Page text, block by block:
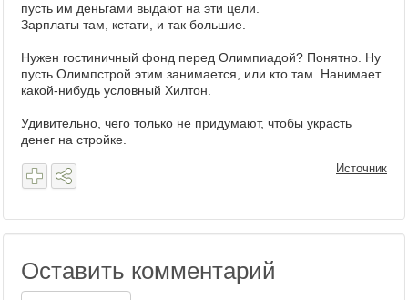
пусть им деньгами выдают на эти цели.
Зарплаты там, кстати, и так большие.
Нужен гостиничный фонд перед Олимпиадой? Понятно. Ну
пусть Олимпстрой этим занимается, или кто там. Нанимает
какой-нибудь условный Хилтон.
Удивительно, чего только не придумают, чтобы украсть
денег на стройке.
Источник
Оставить комментарий